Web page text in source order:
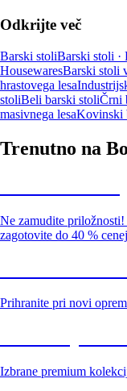
Odkrijte več
Barski stoliBarski stoli ·
HousewaresBarski stoli
hrastovega lesa
stoliBeli barski stoliČrni
masivnega lesaKovinski
Trenutno na
Ne zamudite
zagotovite do 40 %
Prihranite pri novi
Izbrane premium